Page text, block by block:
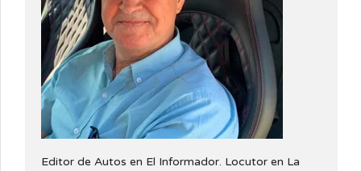
Editor de Autos en El Informador. Locutor en La